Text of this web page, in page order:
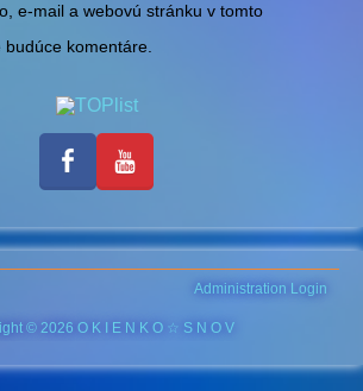
e-mail a webovú stránku v tomto
komentáre.
Administration Login
© 2026 O K I E N K O ☆ S N O V